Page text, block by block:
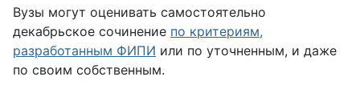
Вузы могут оценивать самостоятельно
декабрьское сочинение по критериям,
разработанным ФИПИ или по уточненным, и даже
по своим собственным.